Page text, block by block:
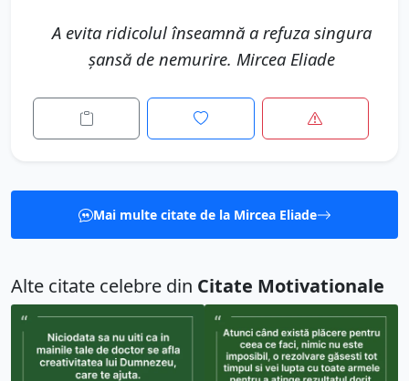
A evita ridicolul înseamnă a refuza singura
şansă de nemurire. Mircea Eliade
Mai multe citate de la Mircea Eliade
Alte citate celebre din Citate Motivationale